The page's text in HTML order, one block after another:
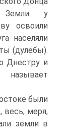
Земли у
освоили
населяли
(дулебы).
Днестру и
были
весь, меря,
земли в